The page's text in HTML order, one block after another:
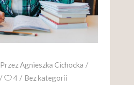
PrzezAgnieszka Cichocka
4 Bez kategorii